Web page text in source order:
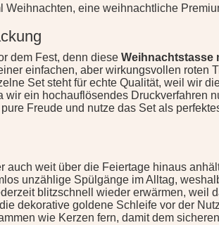
Weihnachten, eine weihnachtliche
dem Fest, denn dieseWeihnachtstasse
einfachen, aber wirkungsvollen roten
Set steht für echte Qualität, weil wir
ein hochauflösendes Druckverfahren
Freude und nutze das Set als
weit über die Feiertage hinaus
unzählige Spülgänge im Alltag,
blitzschnell wieder erwärmen, weil
dekorative goldene Schleife vor der
wie Kerzen fern, damit dem